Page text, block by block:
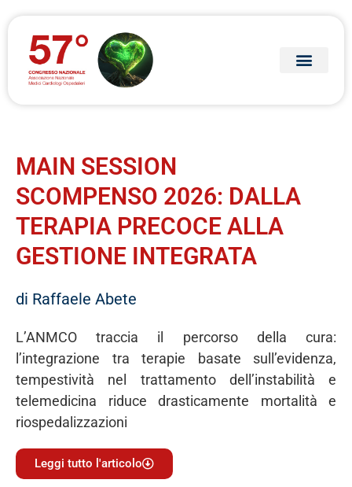
MAIN SESSION
SCOMPENSO 2026: DALLA
TERAPIA PRECOCE ALLA
GESTIONE INTEGRATA
di Raffaele Abete
L’ANMCO traccia il percorso della cura:
l’integrazione tra terapie basate sull’evidenza,
tempestività nel trattamento dell’instabilità e
telemedicina riduce drasticamente mortalità e
riospedalizzazioni
Leggi tutto l'articolo